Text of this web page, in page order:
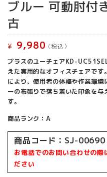
ブルー 可動肘付
古
¥ 9,980 (税込）
プラスのユーチェアKD-
えた実用的なオフィスチェアで
により、使用者の体格や作業環
ーの布張りで落ち着いた印象を
す。
商品ランク：A
商品コード：SJ-00690
お電話でのお問い合わせの際
ださい